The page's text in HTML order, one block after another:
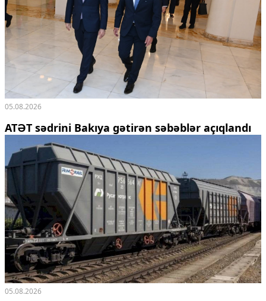
05.08.2026
ATƏT sədrini Bakıya gətirən səbəblər açıqlandı
05.08.2026